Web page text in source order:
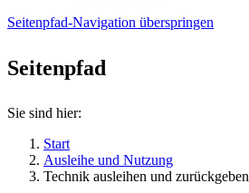
Seitenpfad-Navigation überspringen
Seitenpfad
Sie sind hier:
Start
Ausleihe und Nutzung
Technik ausleihen und zurückgeben